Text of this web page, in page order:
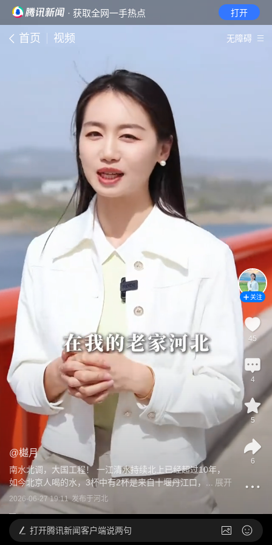
· 获取全网一手热点 打开
首页 视频 无障碍
@樾月
南水北调，大国工程！ 一江清水持续北上已经超过10年，
如今北京人喝的水，3杯中有2杯是来自十堰丹江口，...
展开
2026-06-27 19:11 发布于河北
关注
45
4
5
6
打开腾讯新闻客户端说两句